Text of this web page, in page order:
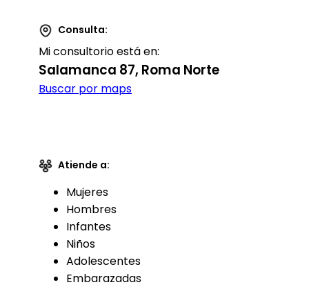
Consulta:
Mi consultorio está en:
Salamanca 87, Roma Norte
Buscar por maps
Atiende a:
Mujeres
Hombres
Infantes
Niños
Adolescentes
Embarazadas